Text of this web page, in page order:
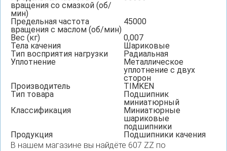
вращения со смазкой (об/
мин)
Предельная частота
вращения с маслом (об/мин)
45000
Вес (кг)
0,007
Тела качения
Шариковые
Тип восприятия нагрузки
Радиальная
Уплотнение
Металлическое
уплотнение с двух
сторон
Производитель
TIMKEN
Тип товара
Подшипник
миниатюрный
Классификация
Миниатюрные
шариковые
подшипники
Продукция
Подшипники качения
В нашем магазине вы найдёте 607 ZZ по